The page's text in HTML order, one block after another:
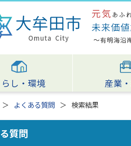
らし・環境 産業
よくある質問 検索結果
質問